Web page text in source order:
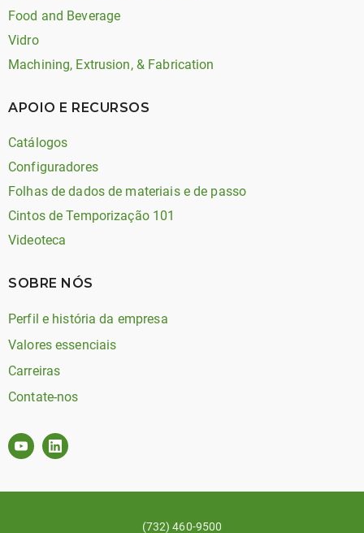
Food and Beverage
Vidro
Machining, Extrusion, & Fabrication
APOIO E RECURSOS
Catálogos
Configuradores
Folhas de dados de materiais e de passo
Cintos de Temporização 101
Videoteca
SOBRE NÓS
Perfil e história da empresa
Valores essenciais
Carreiras
Contate-nos
(732) 460-9500